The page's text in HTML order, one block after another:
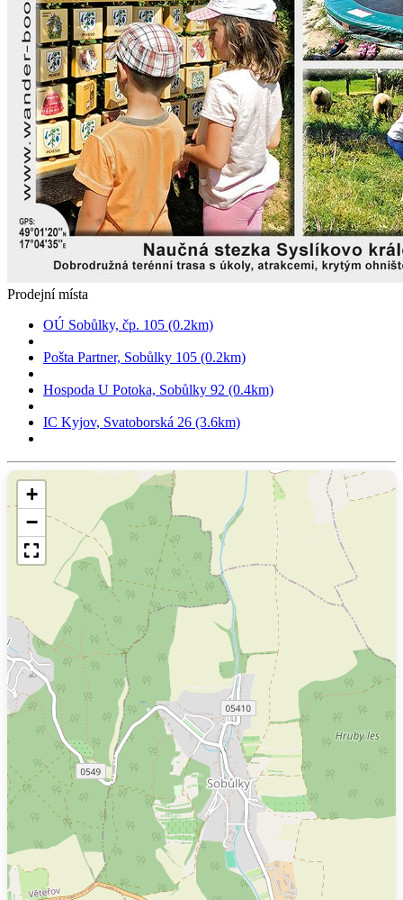
Prodejní místa
OÚ Sobůlky, čp. 105 (0.2km)
Pošta Partner, Sobůlky 105 (0.2km)
Hospoda U Potoka, Sobůlky 92 (0.4km)
IC Kyjov, Svatoborská 26 (3.6km)
+
−